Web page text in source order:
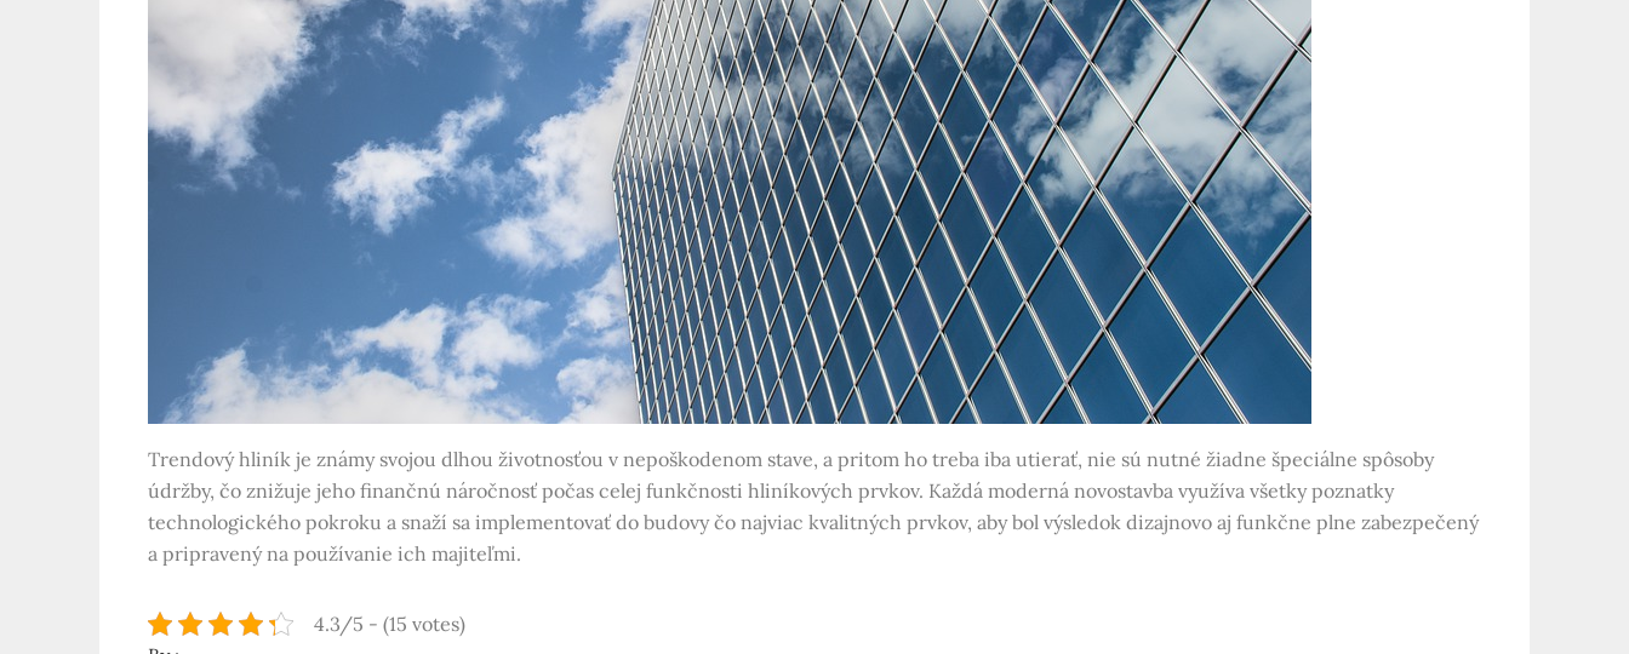
Trendový hliník je známy svojou dlhou životnosťou v nepoškodenom stave, a pritom ho treba iba utierať, nie sú nutné žiadne špeciálne spôsoby
údržby, čo znižuje jeho finančnú náročnosť počas celej funkčnosti hliníkových prvkov. Každá moderná novostavba využíva všetky poznatky
technologického pokroku a snaží sa implementovať do budovy čo najviac kvalitných prvkov, aby bol výsledok dizajnovo aj funkčne plne zabezpečený
a pripravený na používanie ich majiteľmi.
4.3/5 - (15 votes)